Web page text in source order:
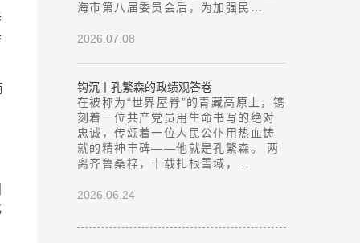
海市第八届委员会后，为加强民…
2026.07.08
钩沉丨孔繁森的政绩观答卷
在被称为“世界屋脊”的青藏高原上，镌
刻着一位共产党员用生命书写的绝对
忠诚，传颂着一位人民公仆用热血铸
就的精神丰碑——他就是孔繁森。 两
离齐鲁桑梓，十载扎根雪域，…
2026.06.24